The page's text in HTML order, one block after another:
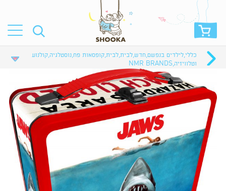
כללי,לילדים בנפשם,חדש,לבית,לבית,קופסאות פח,נוסטלגיה,קולנוע
וטלוויזיה,
NMR BRANDS